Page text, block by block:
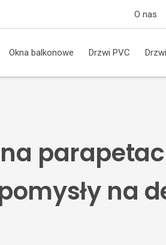
O nas
Okna balkonowe Drzwi PVC
na